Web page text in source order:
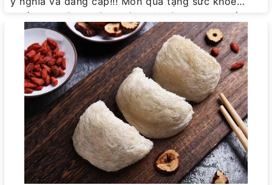
thiết thực này sẽ là gợi ý tuyệt vời cho Bạn để
dành biếu tặng đối tác doanh nghiệp, tặng khách
hàng cao cấp hay tặng người thân mỗi dịp quan
trọng, đặc biệt là dịp cuối năm & Tết 2025 này!
MỖI BỘ QUÀ TẶNG YẾN SÀO HELI gồm: - 1 hộp
Yến Sào Heli cao cấp tuỳ loại, 100gr hoặc 50vr -
Tặng Táo đỏ, đường phèn, hạt chia - Tặng thêm 10
bao lì xì Tết xinh xắn - Ngoài ra, còn tặng kèm thố
chưng yến hoặc nồi chưng yến chuyên dụng tuỳ
từng sự kiện chương trình khuyến mại của Công
ty. >>> Chi tiết tại: https://helifine.vn/qua-tang-